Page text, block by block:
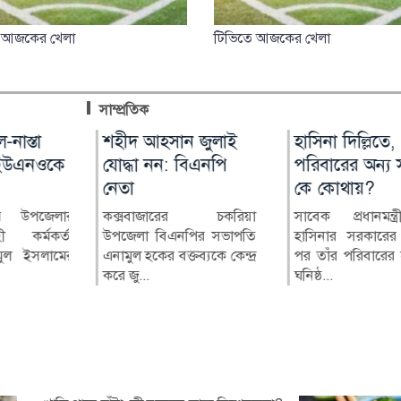
আজকের খেলা টিভিতে আজকের খেলা
সাম্প্রতিক
উপজেলার
কর্মকর্তা
ইসলামের
মুন্সীগঞ্জে সাংবাদিকের
বিরুদ্ধে মামলার প্রতিবাদে
মানববন্ধন
মুন্সীগঞ্জ প্রেসক্লাবের সিনিয়র
সহ-সভাপতি মাহাবুব আলম
বাবুর বিরুদ্ধে দায়ের করা...
নিরাপদ অভিবাসনে
প্রতারণার ঝুঁকি
জেলা প্রশাসক
আশরাফী
নিরাপদ, নিয়মিত ও
অভিবাসনের মাধ্যমে
কর্মীদের প্রতারণার ঝুঁ...
ব্যাগ
শহীদ আহসান জুলাই
যোদ্ধা নন: বিএনপি
নেতা
কক্সবাজারের চকরিয়া
উপজেলা বিএনপির সভাপতি
এনামুল হকের বক্তব্যকে কেন্দ্র
করে জু...
হাসিনা দিল্লিতে,
পরিবারের অন্য
কে কোথায়?
সাবেক
হাসিনার
পর তাঁর পরিবারের
ঘনিষ্ঠ...